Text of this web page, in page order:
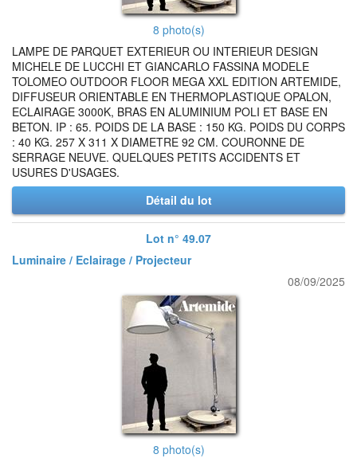
8 photo(s)
LAMPE DE PARQUET EXTERIEUR OU INTERIEUR DESIGN
MICHELE DE LUCCHI ET GIANCARLO FASSINA MODELE
TOLOMEO OUTDOOR FLOOR MEGA XXL EDITION ARTEMIDE,
DIFFUSEUR ORIENTABLE EN THERMOPLASTIQUE OPALON,
ECLAIRAGE 3000K, BRAS EN ALUMINIUM POLI ET BASE EN
BETON. IP : 65. POIDS DE LA BASE : 150 KG. POIDS DU CORPS
: 40 KG. 257 X 311 X DIAMETRE 92 CM. COURONNE DE
SERRAGE NEUVE. QUELQUES PETITS ACCIDENTS ET
USURES D'USAGES.
Détail du lot
Lot n° 49.07
Luminaire / Eclairage / Projecteur
08/09/2025
8 photo(s)